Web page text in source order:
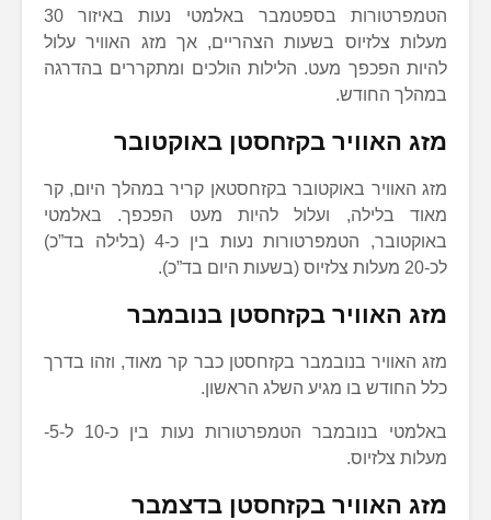
הטמפרטורות בספטמבר באלמטי נעות באיזור 30
מעלות צלזיוס בשעות הצהריים, אך מזג האוויר עלול
להיות הפכפך מעט. הלילות הולכים ומתקררים בהדרגה
במהלך החודש.
מזג האוויר בקזחסטן באוקטובר
מזג האוויר באוקטובר בקזחסטאן קריר במהלך היום, קר
מאוד בלילה, ועלול להיות מעט הפכפך. באלמטי
באוקטובר, הטמפרטורות נעות בין כ-4 (בלילה בד”כ)
לכ-20 מעלות צלזיוס (בשעות היום בד”כ).
מזג האוויר בקזחסטן בנובמבר
מזג האוויר בנובמבר בקזחסטן כבר קר מאוד, וזהו בדרך
כלל החודש בו מגיע השלג הראשון.
באלמטי בנובמבר הטמפרטורות נעות בין כ-10 ל-5-
מעלות צלזיוס.
מזג האוויר בקזחסטן בדצמבר